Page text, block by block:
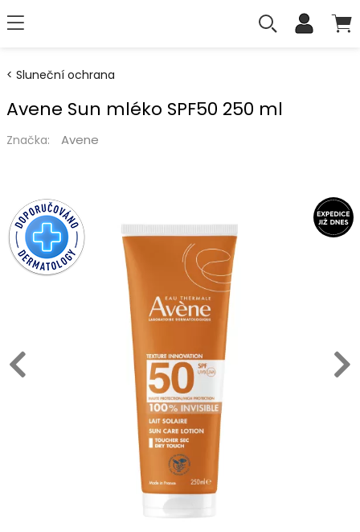
Sluneční ochrana
Avene Sun mléko SPF50 250 ml
Značka: Avene